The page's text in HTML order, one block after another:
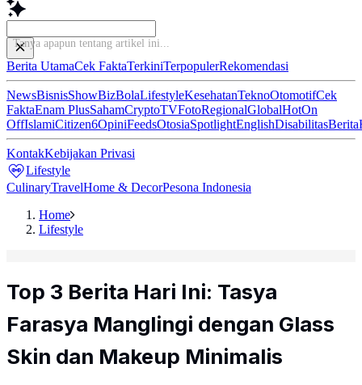
Ta
Berita UtamaCek FaktaTerkiniTerpopulerRekomendasi
NewsBisnisShowBizBolaLifestyleKesehatanTeknoOtomotifCek
FaktaEnam PlusSahamCryptoTVFotoRegionalGlobalHotOn
OffIslamiCitizen6OpiniFeedsOtosiaSpotlightEnglishDisabilitasBerita
KontakKebijakan Privasi
Lifestyle
CulinaryTravelHome & DecorPesona Indonesia
Home
Lifestyle
Top 3 Berita Hari Ini: Tasya
Farasya Manglingi dengan Glass
Skin dan Makeup Minimalis